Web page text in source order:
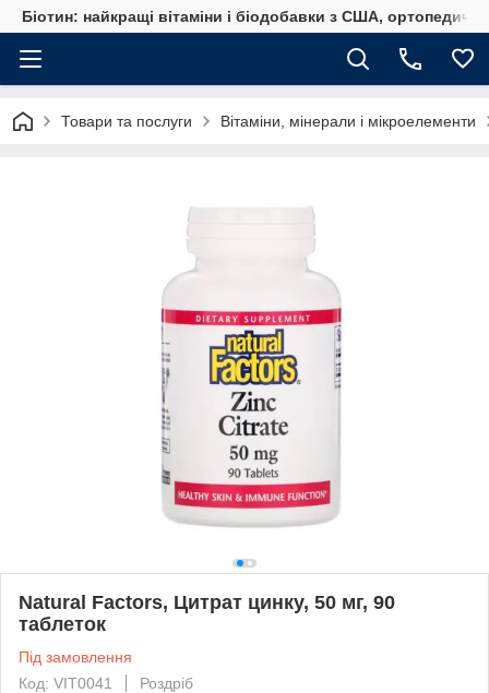
Біотин: найкращі вітаміни і біодобавки з США,
Товари та послуги Вітаміни, мінерали і мікроелементи
Natural Factors, Цитрат цинку, 50 мг, 90
таблеток
Під замовлення
Код: VIT0041
Роздріб